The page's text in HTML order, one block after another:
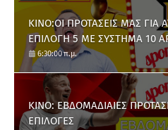
ΚΙΝΟ:ΟΙ ΠΡΟΤΑΣΕΙΣ ΜΑΣ
ΕΠΙΛΟΓΗ 5 ΜΕ ΣΥΣΤΗΜΑ 10
6:30:00 π.μ.
ΚΙΝΟ: ΕΒΔΟΜΑΔΙΑΙΕΣ ΠΡΟΤΑΣΕΙΣ ΓΙΑ ΟΛΕΣ ΤΙΣ
ΕΠΙΛΟΓΕΣ